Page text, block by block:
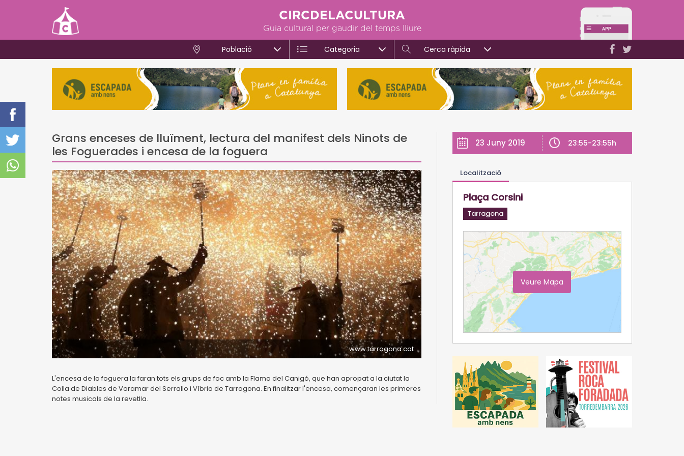
CIRCDELACULTURA
Guia cultural per gaudir del temps lliure
Població Categoria Cerca ràpida
Grans enceses de lluïment, lectura del manifest dels Ninots de
les Foguerades i encesa de la foguera
www.tarragona.cat
L'encesa de la foguera la faran tots els grups de foc amb la Flama del Canigó, que han apropat a la ciutat la
Colla de Diables de Voramar del Serrallo i Víbria de Tarragona. En finalitzar l'encesa, començaran les primeres
notes musicals de la revetlla.
23 Juny 2019 23:55-23:55h
Localització
Plaça Corsini
Tarragona
Veure Mapa